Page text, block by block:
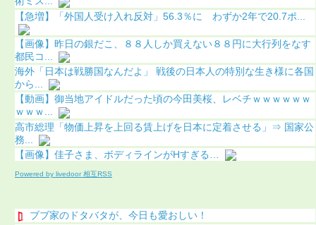
【急増】「外国人受け入れ反対」56.3％に わずか2年で20.7ポ...
【画像】昨日の銀だこ、８８人しか買えない８８円に大行列をなす
都民コ...
海外「日本は戦勝国なんだよ」 戦後の日本人の特別な生き様に各国
から...
【動画】御当地アイドルだった頃の今田美桜、レベチｗｗｗｗｗｗ
ｗｗｗ...
高市総理「物価上昇を上回る賃上げを日本に定着させる」⇒ 国家公
務...
【画像】佳子さま、ボディラインがHすぎる…
Powered by livedoor 相互RSS
ブブ家のドタバタが、今日も愛おしい！